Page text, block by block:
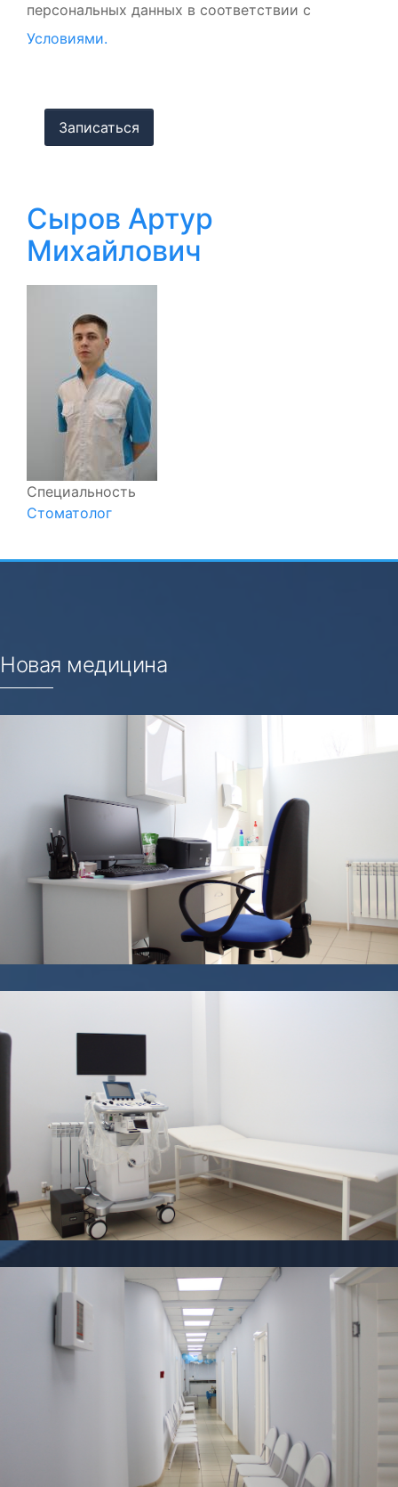
персональных данных в соответствии с
Условиями.
Сыров Артур
Михайлович
Специальность
Стоматолог
Новая медицина